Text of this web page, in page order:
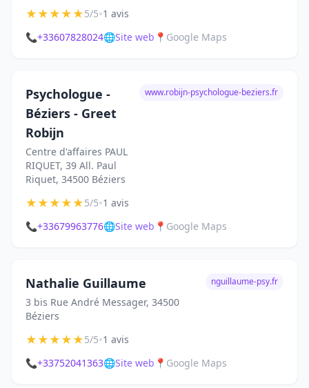
★★★★★5/5•1 avis
📞+33607828024🌐Site web 📍 Google Maps
Psychologue -
Béziers - Greet
Robijn
Centre d'affaires PAUL
RIQUET, 39 All. Paul
Riquet, 34500 Béziers
www.robijn-psychologue-beziers.fr
★★★★★5/5•1 avis
📞+33679963776🌐Site web 📍 Google Maps
Nathalie Guillaume
3 bis Rue André Messager, 34500
Béziers
nguillaume-psy.fr
★★★★★5/5•1 avis
📞+33752041363🌐Site web 📍 Google Maps